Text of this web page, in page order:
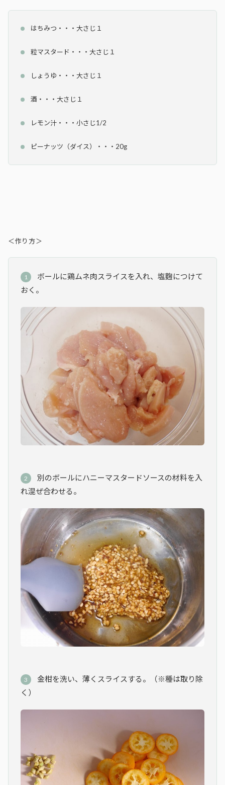
はちみつ・・・大さじ１
粒マスタード・・・大さじ１
しょうゆ・・・大さじ１
酒・・・大さじ１
レモン汁・・・小さじ1/2
ピーナッツ（ダイス）・・・20g
＜作り方＞
ボールに鶏ムネ肉スライスを入れ、塩麴につけて
おく。
別のボールにハニーマスタードソースの材料を入
れ混ぜ合わせる。
金柑を洗い、薄くスライスする。（※種は取り除
く）